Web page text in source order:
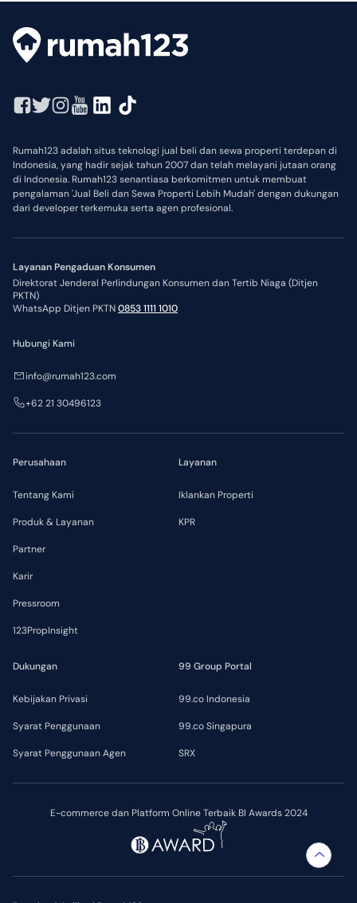
Rumah123 adalah situs teknologi jual beli dan sewa properti terdepan di
Indonesia, yang hadir sejak tahun 2007 dan telah melayani jutaan orang
di Indonesia. Rumah123 senantiasa berkomitmen untuk membuat
pengalaman 'Jual Beli dan Sewa Properti Lebih Mudah' dengan dukungan
dari developer terkemuka serta agen profesional.
Layanan Pengaduan Konsumen
Direktorat Jenderal Perlindungan Konsumen dan Tertib Niaga (Ditjen
PKTN)
WhatsApp Ditjen PKTN0853 1111 1010
E-commerce dan Platform Online Terbaik BI Awards 2024
Perusahaan
Tentang Kami
Produk & Layanan
Partner
Karir
Pressroom
123PropInsight
Layanan
Iklankan Properti
KPR
Dukungan
Kebijakan Privasi
Syarat Penggunaan
Syarat Penggunaan Agen
99 Group Portal
99.co Indonesia
99.co Singapura
SRX
Hubungi Kami
info@rumah123.com
+62 21 30496123